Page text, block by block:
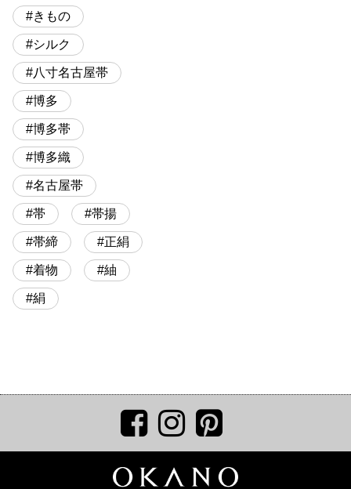
きもの
シルク
八寸名古屋帯
博多
博多帯
博多織
名古屋帯
帯 帯揚
帯締 正絹
着物 紬
絹